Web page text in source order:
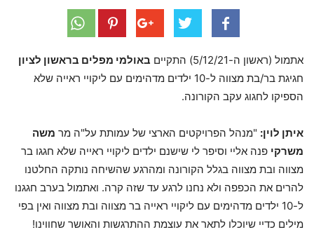
אתמול (ראשון ה-5/12/21) התקיים
באולמי מפלים בראשון לציון
חגיגת בר/בת מצווה ל-10 ילדים מדהימים עם ליקויי ראייה שלא
הספיקו לחגוג עקב הקורונה.
איתן לוין: "מנהל הפרויקטים הארצי של עמותת על"ה מר משה
משרקי פנה אליי וסיפר לי שישנם ילדים ליקויי ראייה שלא חגגו בר
מצווה ובת מצווה בגלל הקורונה ומהרגע שהשיחה נותקה החלטנו
להרים את הכפפה ולא נחנו לרגע עד שזה קרה. ואתמול בערב חגגנו
ל-10 ילדים מדהימים עם ליקויי ראייה בר מצווה ובת מצווה ואין בפי
מילים כדיי שיוכלו לתאר את עוצמת ההתרגשות והאושר שחווינו!